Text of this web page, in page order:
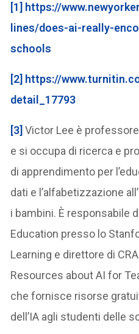
[1] https://
lines/does-ai-really-
schools
[2] https://
detail_17793
[3] Victor Lee è
e si occupa di ricerca e
di apprendimento per
dati e l’alfabetizzazione
i bambini. È responsabile
Education presso lo
Learning e direttore di
Resources about AI for
che fornisce risorse
dell’IA agli studenti delle